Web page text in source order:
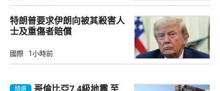
特朗普要求伊朗向被其殺害人
士及重傷者賠償
國際 1小時前
精選